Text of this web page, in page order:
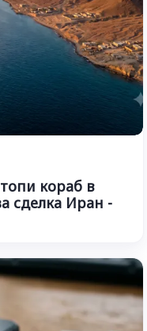
кораб в
сделка Иран -